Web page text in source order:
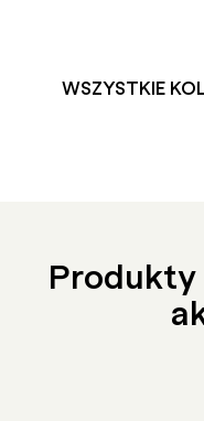
WSZYSTKIE
Produkty